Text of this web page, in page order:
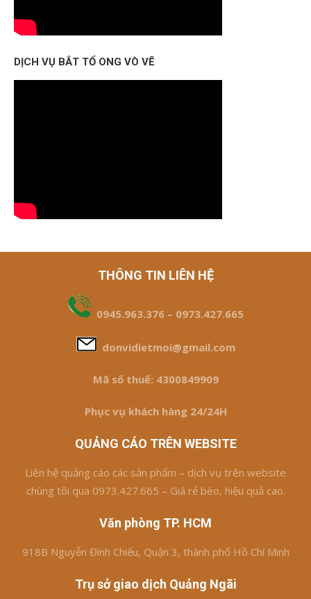
DỊCH VỤ BẮT TỔ ONG VÒ VẼ
THÔNG TIN LIÊN HỆ
0945.963.376 – 0973.427.665
donvidietmoi@gmail.com
Mã số thuế: 4300849909
Phục vụ khách hàng 24/24H
QUẢNG CÁO TRÊN WEBSITE
Liên hệ quảng cáo các sản phẩm – dịch vụ trên website
chúng tôi qua 0973.427.665 – Giá rẻ bèo, hiệu quả cao.
Văn phòng TP. HCM
918B Nguyễn Đình Chiểu, Quận 3, thành phố Hồ Chí Minh
Trụ sở giao dịch Quảng Ngãi